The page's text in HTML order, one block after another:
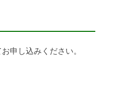
申し込みください。